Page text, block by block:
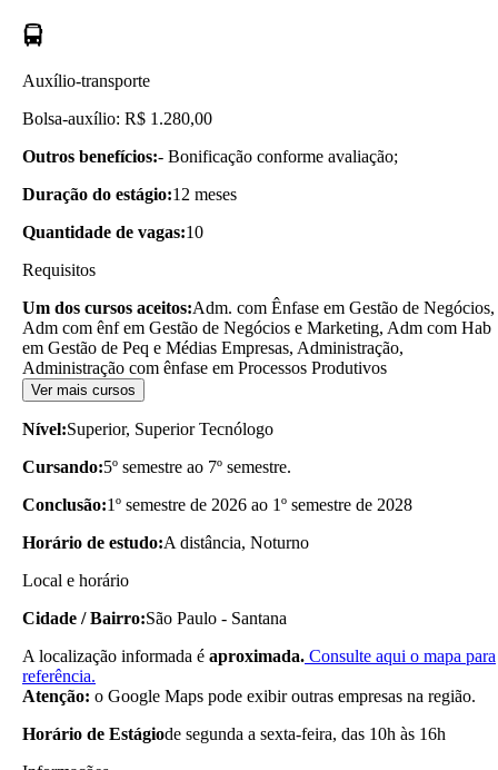
Auxílio-transporte
Bolsa-auxílio: R$ 1.280,00
Outros benefícios:- Bonificação conforme avaliação;
Duração do estágio:12 meses
Quantidade de vagas:10
Requisitos
Um dos cursos aceitos:Adm. com Ênfase em Gestão de Negócios,
Adm com ênf em Gestão de Negócios e Marketing, Adm com Hab
em Gestão de Peq e Médias Empresas, Administração,
Administração com ênfase em Processos Produtivos
Ver mais cursos
Nível:Superior, Superior Tecnólogo
Cursando:5º semestre ao 7º semestre.
Conclusão:1º semestre de 2026 ao 1º semestre de 2028
Horário de estudo:A distância, Noturno
Local e horário
Cidade / Bairro:São Paulo - Santana
A localização informada é aproximada. Consulte aqui o mapa para
referência.
Atenção: o Google Maps pode exibir outras empresas na região.
Horário de Estágiode segunda a sexta-feira, das 10h às 16h